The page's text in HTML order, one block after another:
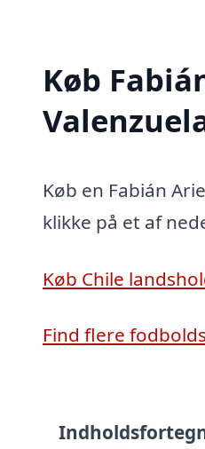
Køb
Køb en Fabián
klikke på et af
Køb Chile
Find flere